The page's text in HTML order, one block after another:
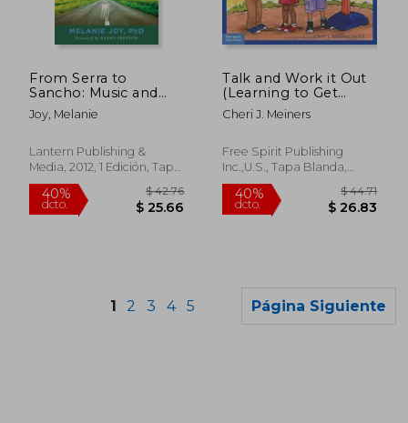
$
From Serra to
Sancho: Music and
Pageantry in the
California Missions
American and Iberian
Music) (en Inglés)
Joy, Melanie
Lantern Publishing &
Media, 2012, 1 Edición, Tapa
Blanda, Nuevo
Talk and Work it Out
(Learning to Get
Along)
Cheri J. Meiners
Free Spirit Publishing
Inc.,U.S., Tapa Blanda,
Nuevo
1 2 3 4 5 Página Siguiente